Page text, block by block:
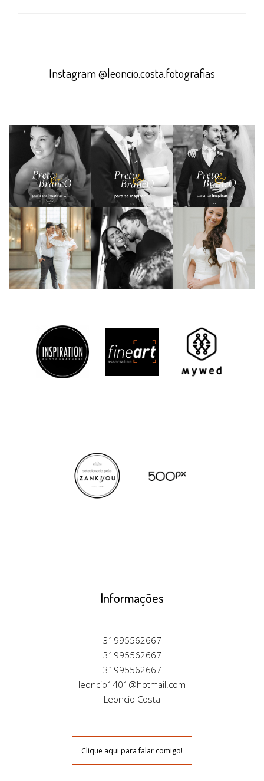
Instagram @leoncio.costa.fotografias
Informações
31995562667
31995562667
31995562667
leoncio1401@hotmail.com
Leoncio Costa
Clique aqui para falar comigo!